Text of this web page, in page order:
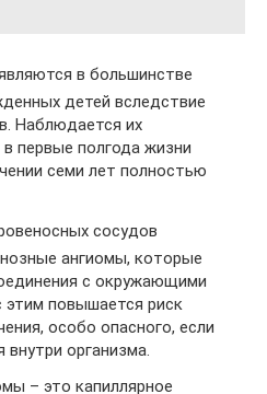
в большинстве
детей вследствие
Наблюдается их
первые полгода жизни
семи лет полностью
сосудов
ангиомы, которые
с окружающими
этим повышается риск
особо опасного, если
внутри организма.
– это капиллярное